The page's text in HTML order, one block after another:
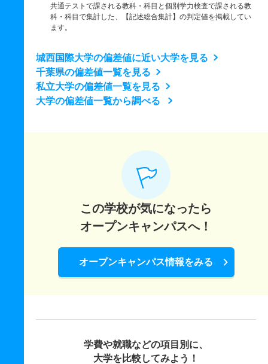
共通テストで課される教科・科目と個別学力検査で課される教
科・科目で集計した、【記述総合集計】の判定値を掲載してい
ます。
城西国際大学の偏差値に近い大学を見る
千葉県の偏差値一覧を見る
私立大学の偏差値一覧を見る
大学の偏差値一覧から調べる
この学校が気になったら
オープンキャンパスへ！
オープンキャンパス情報をみる
学費や就職などの項目別に、
大学を比較してみよう！